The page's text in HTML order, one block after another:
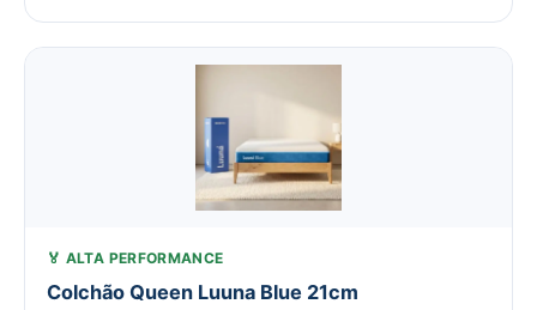
🏅 ALTA PERFORMANCE
Colchão Queen Luuna Blue 21cm